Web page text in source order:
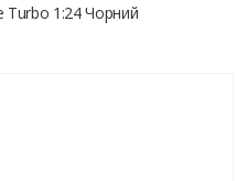
Turbo 1:24 Чорний